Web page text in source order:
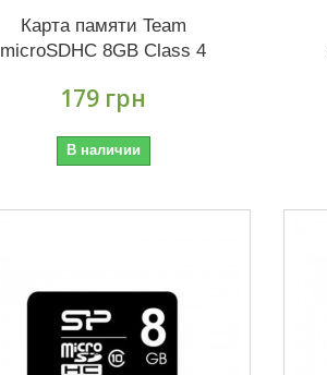
Карта памяти Team
microSDHC 8GB Class 4
179 грн
В наличии